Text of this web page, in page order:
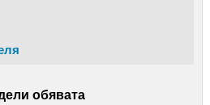
обявата